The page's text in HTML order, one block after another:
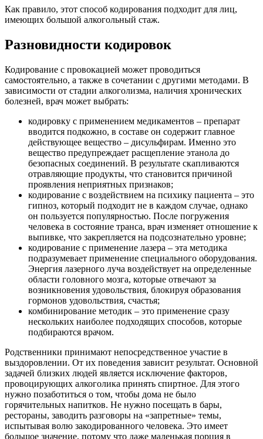
Как правило, этот способ кодирования подходит для лиц,
имеющих большой алкогольный стаж.
Разновидности кодировок
Кодирование с провокацией может проводиться
самостоятельно, а также в сочетании с другими методами. В
зависимости от стадии алкоголизма, наличия хронических
болезней, врач может выбрать:
кодировку с применением медикаментов – препарат
вводится подкожно, в составе он содержит главное
действующее вещество – дисульфирам. Именно это
вещество предупреждает расщепление этанола до
безопасных соединений. В результате скапливаются
отравляющие продукты, что становится причиной
проявления неприятных признаков;
кодирование с воздействием на психику пациента – это
гипноз, который подходит не в каждом случае, однако
он пользуется популярностью. После погружения
человека в состояние транса, врач изменяет отношение к
выпивке, что закрепляется на подсознательно уровне;
кодирование с применение лазера – эта методика
подразумевает применение специального оборудования.
Энергия лазерного луча воздействует на определенные
области головного мозга, которые отвечают за
возникновения удовольствия, блокируя образования
гормонов удовольствия, счастья;
комбинирование методик – это применение сразу
нескольких наиболее подходящих способов, которые
подбираются врачом.
Родственники принимают непосредственное участие в
выздоровлении. От их поведения зависит результат. Основной
задачей близких людей является исключение факторов,
провоцирующих алкоголика принять спиртное. Для этого
нужно позаботиться о том, чтобы дома не было
горячительных напитков. Не нужно посещать в бары,
рестораны, заводить разговоры на «запретные» темы,
испытывая волю закодированного человека. Это имеет
большое значение, потому что даже маленькая порция в